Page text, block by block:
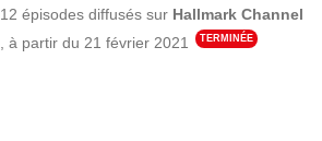
12 épisodes diffusés sur Hallmark Channel
,à partir du 21 février 2021 TERMINÉE